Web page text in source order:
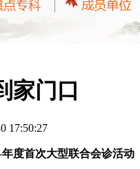
家门口
17:50:27
度首次大型联合会诊活动